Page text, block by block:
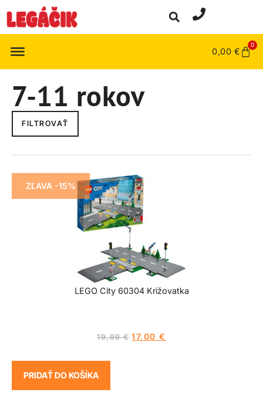
0,00 €
0
7-11 rokov
FILTROVAŤ
ZĽAVA -15%
LEGO City 60304 Križovatka
19,99€ 17,00€
PRIDAŤ DO KOŠÍKA